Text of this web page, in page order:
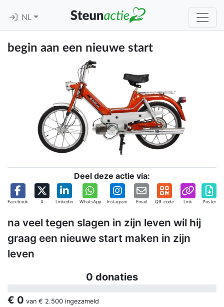
NL
begin aan een nieuwe start
Deel deze actie via:
Facebook X Linkedin WhatsApp Instagram Email QR-code Link Poster
na veel tegen slagen in zijn leven wil hij
graag een nieuwe start maken in zijn
leven
0 donaties
€ 0 van € 2.500 ingezameld